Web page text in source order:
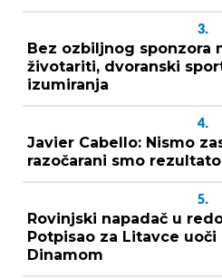
3.
Bez ozbiljnog sponzora
životariti, dvoranski
izumiranja
4.
Javier Cabello: Nismo
razočarani smo
5.
Rovinjski napadač u
Potpisao za Litavce
Dinamom